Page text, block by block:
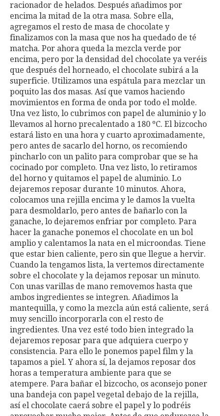
racionador de helados. Después añadimos por
encima la mitad de la otra masa. Sobre ella,
agregamos el resto de masa de chocolate y
finalizamos con la masa que nos ha quedado de té
matcha. Por ahora queda la mezcla verde por
encima, pero por la densidad del chocolate ya veréis
que después del horneado, el chocolate subirá a la
superficie. Utilizamos una espátula para mezclar un
poquito las dos masas. Así que vamos haciendo
movimientos en forma de onda por todo el molde.
Una vez listo, lo cubrimos con papel de aluminio y lo
llevamos al horno precalentado a 180 ºC. El bizcocho
estará listo en una hora y cuarto aproximadamente,
pero antes de sacarlo del horno, os recomiendo
pincharlo con un palito para comprobar que se ha
cocinado por completo. Una vez listo, lo retiramos
del horno y quitamos el papel de aluminio. Lo
dejaremos reposar durante 10 minutos. Ahora,
colocamos una rejilla encima y le damos la vuelta
para desmoldarlo, pero antes de bañarlo con la
ganache, lo dejaremos enfriar por completo. Para
hacer la ganache ponemos el chocolate en un bol
amplio y calentamos la nata en el microondas. Tiene
que estar bien caliente, pero sin que llegue a hervir.
Cuando la tengamos lista, la vertemos directamente
sobre el chocolate y la dejamos reposar un minuto.
Con unas varillas de mano removemos hasta que
ambos ingredientes se integren. Añadimos la
mantequilla, y como la mezcla aún está caliente, será
muy sencillo incorporarla con el resto de
ingredientes. Una vez esté todo bien integrado la
dejaremos reposar para que adquiera cuerpo y
consistencia. Para ello le ponemos papel film y la
tapamos a piel. Y ahora sí, la dejamos reposar dos
horas a temperatura ambiente para que se
atempere. Para bañar el bizcocho, os aconsejo poner
una bandeja con papel vegetal debajo de la rejilla,
así el chocolate caerá sobre el papel y lo podréis